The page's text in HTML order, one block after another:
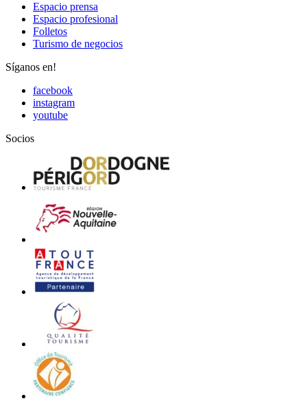
Espacio prensa
Espacio profesional
Folletos
Turismo de negocios
Síganos en!
facebook
instagram
youtube
Socios